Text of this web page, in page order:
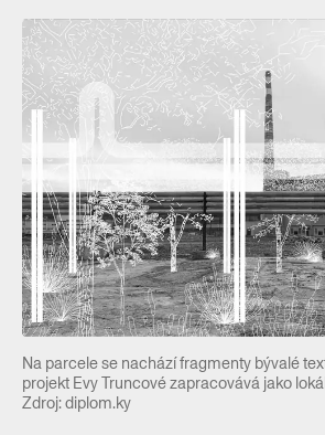
Na parcele se nachází fragmenty bývalé
projekt Evy Truncové zapracovává jako
Zdroj: diplom.ky